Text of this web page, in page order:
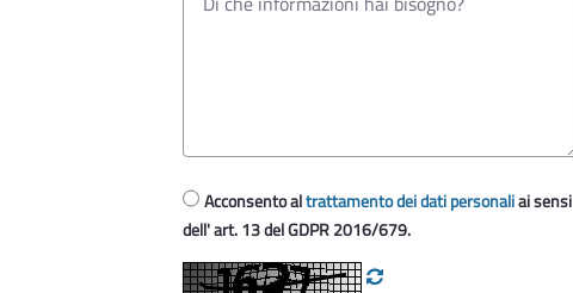
Acconsento altrattamento dei dati personaliai sensi
dell' art. 13 del GDPR 2016/679.